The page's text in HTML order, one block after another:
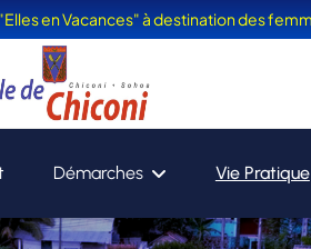
Démarches Vie Pratique
Vacances" à destination des femmes